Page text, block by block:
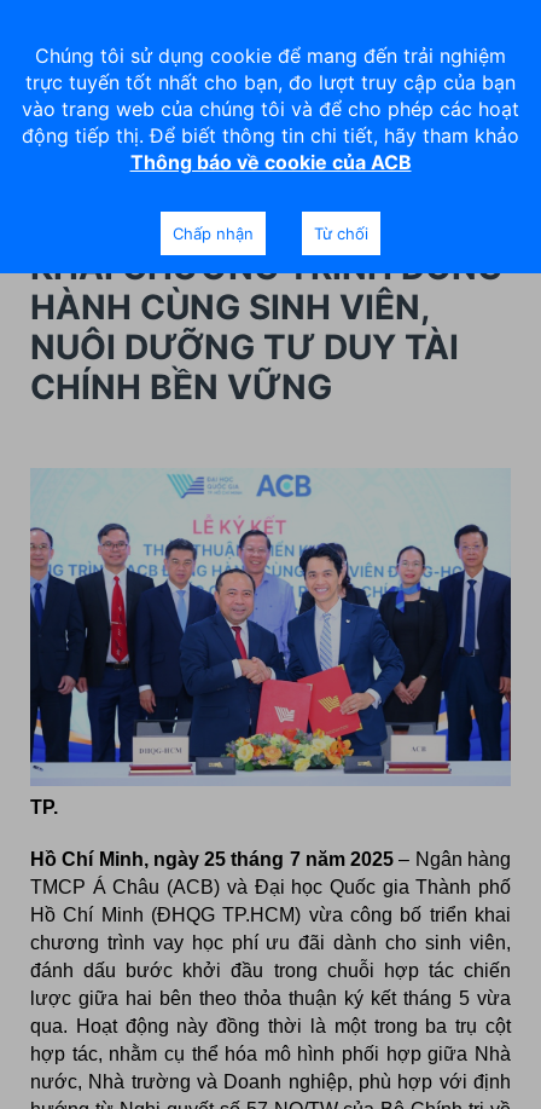
ACB & ĐẠI HỌC QUỐC GIA
TP.HCM PHỐI HỢP TRIỂN
KHAI CHƯƠNG TRÌNH ĐỒNG
HÀNH CÙNG SINH VIÊN,
NUÔI DƯỠNG TƯ DUY TÀI
CHÍNH BỀN VỮNG
TP.
Hồ Chí Minh, ngày 25 tháng 7 năm 2025 – Ngân hàng
TMCP Á Châu (ACB) và Đại học Quốc gia Thành phố
Hồ Chí Minh (ĐHQG TP.HCM) vừa công bố triển khai
chương trình vay học phí ưu đãi dành cho sinh viên,
đánh dấu bước khởi đầu trong chuỗi hợp tác chiến
lược giữa hai bên theo thỏa thuận ký kết tháng 5 vừa
qua. Hoạt động này đồng thời là một trong ba trụ cột
hợp tác, nhằm cụ thể hóa mô hình phối hợp giữa Nhà
nước, Nhà trường và Doanh nghiệp, phù hợp với định
Chúng tôi sử dụng cookie để mang đến trải nghiệm
trực tuyến tốt nhất cho bạn, đo lượt truy cập của bạn
vào trang web của chúng tôi và để cho phép các hoạt
động tiếp thị. Để biết thông tin chi tiết, hãy tham khảo
Thông báo về cookie của ACB
Chấp nhận Từ chối